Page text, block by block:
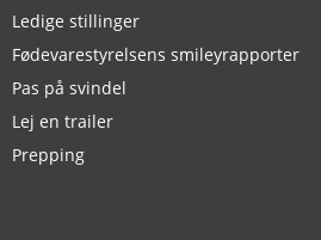
Ledige stillinger
Fødevarestyrelsens smileyrapporter
Pas på svindel
Lej en trailer
Prepping